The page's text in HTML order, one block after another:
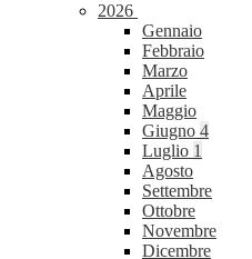
2026
Gennaio
Febbraio
Marzo
Aprile
Maggio
Giugno 4
Luglio 1
Agosto
Settembre
Ottobre
Novembre
Dicembre